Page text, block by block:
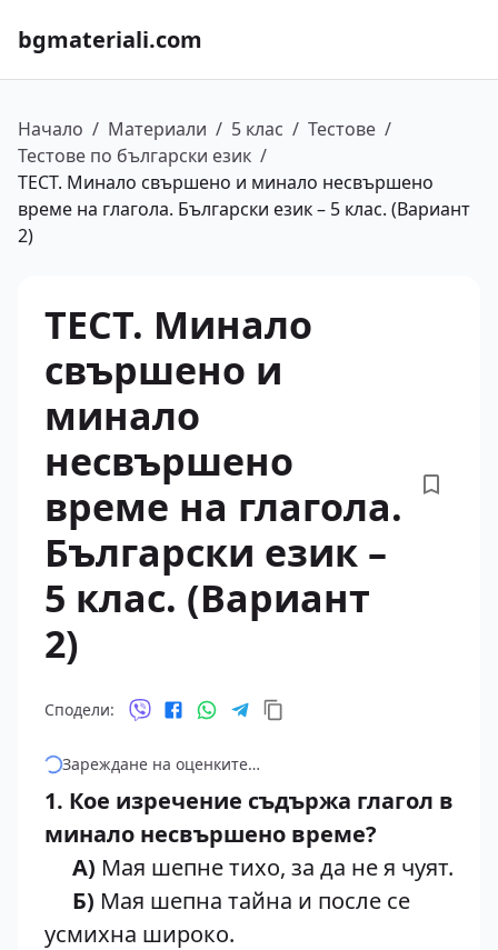
bgmateriali.com
Начало / Материали / 5 клас / Тестове /
Тестове по български език /
ТЕСТ. Минало свършено и минало несвършено
време на глагола. Български език – 5 клас. (Вариант
2)
ТЕСТ. Минало
свършено и
минало
несвършено
време на глагола.
Български език –
5 клас. (Вариант
2)
Сподели:
Зареждане на оценките…
1. Кое изречение съдържа глагол в
минало несвършено време?
А) Мая шепне тихо, за да не я чуят.
Б) Мая шепна тайна и после се
усмихна широко.